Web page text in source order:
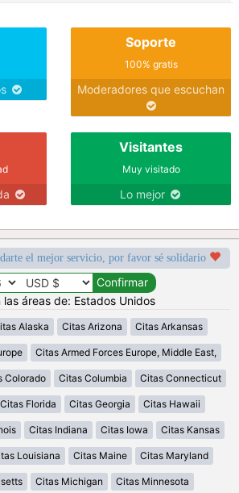
Soporte
100% gratis
Moderadores que escuchan
Visitantes
Muy visitado
Lo mejor
el mejor servicio, por favor sé solidario
áreas de: Estados Unidos
Alaska Citas Arizona Citas Arkansas
Citas Armed Forces Europe, Middle East,
Colorado Citas Columbia Citas Connecticut
Citas Florida Citas Georgia Citas Hawaii
Citas Indiana Citas Iowa Citas Kansas
Louisiana Citas Maine Citas Maryland
Citas Michigan Citas Minnesota